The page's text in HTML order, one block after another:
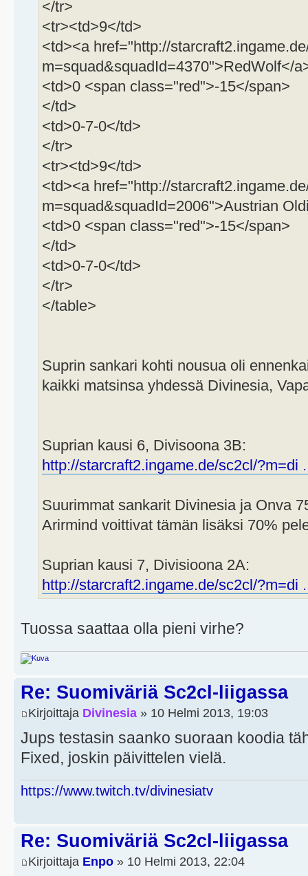
</tr>
<tr><td>9</td>
<td><a href="http://
m=squad&squadId=4370">RedWolf</
<td>0 <span class="red">-15</span>
</td>
<td>0-7-0</td>
</tr>
<tr><td>9</td>
<td><a href="http://
m=squad&squadId=2006">Austrian
<td>0 <span class="red">-15</span>
</td>
<td>0-7-0</td>
</tr>
</table>
Suprin sankari kohti nousua oli
kaikki matsinsa yhdessä Divinesia,
Suprian kausi 6, Divisoona 3B:
http://starcraft2.ingame.de/sc2cl/?m=di
Suurimmat sankarit Divinesia ja Onva
Arirmind voittivat tämän lisäksi 70%
Suprian kausi 7, Divisioona 2A:
http://starcraft2.ingame.de/sc2cl/?m=di
Tuossa saattaa olla pieni virhe?
Re: Suomiväriä Sc2cl-liigassa
Kirjoittaja Divinesia » 10 Helmi 2013, 19:03
Jups testasin saanko suoraan koodia
Fixed, joskin päivittelen vielä.
https://www.twitch.tv/divinesiatv
Re: Suomiväriä Sc2cl-liigassa
Kirjoittaja Enpo » 10 Helmi 2013, 22:04